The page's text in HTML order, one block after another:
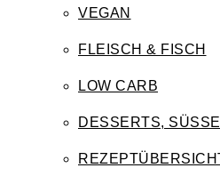
VEGAN
FLEISCH & FISCH
LOW CARB
DESSERTS,